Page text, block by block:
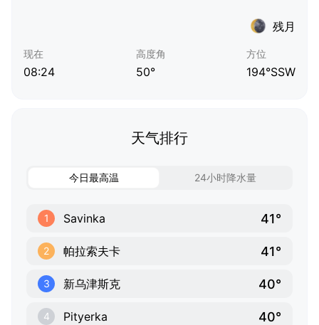
残月
现在
08:24
高度角
50°
方位
194°SSW
天气排行
今日最高温 24小时降水量
1 Savinka 41°
2 帕拉索夫卡 41°
3 新乌津斯克 40°
4 Pityerka 40°